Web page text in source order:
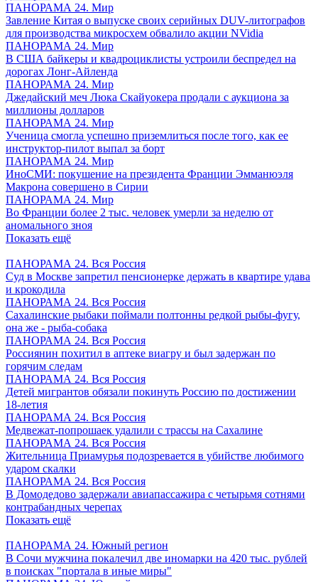
ПАНОРАМА 24. Мир
Завление Китая о выпуске своих серийных DUV-литографов
для производства микросхем обвалило акции NVidia
ПАНОРАМА 24. Мир
В США байкеры и квадроциклисты устроили беспредел на
дорогах Лонг-Айленда
ПАНОРАМА 24. Мир
Джедайский меч Люка Скайуокера продали с аукциона за
миллионы долларов
ПАНОРАМА 24. Мир
Ученица смогла успешно приземлиться после того, как ее
инструктор-пилот выпал за борт
ПАНОРАМА 24. Мир
ИноСМИ: покушение на президента Франции Эмманюэля
Макрона совершено в Сирии
ПАНОРАМА 24. Мир
Во Франции более 2 тыс. человек умерли за неделю от
аномального зноя
Показать ещё
ПАНОРАМА 24. Вся Россия
Суд в Москве запретил пенсионерке держать в квартире удава
и крокодила
ПАНОРАМА 24. Вся Россия
Сахалинские рыбаки поймали полтонны редкой рыбы-фугу,
она же - рыба-собака
ПАНОРАМА 24. Вся Россия
Россиянин похитил в аптеке виагру и был задержан по
горячим следам
ПАНОРАМА 24. Вся Россия
Детей мигрантов обязали покинуть Россию по достижении
18-летия
ПАНОРАМА 24. Вся Россия
Медвежат-попрошаек удалили с трассы на Сахалине
ПАНОРАМА 24. Вся Россия
Жительница Приамурья подозревается в убийстве любимого
ударом скалки
ПАНОРАМА 24. Вся Россия
В Домодедово задержали авиапассажира с четырьмя сотнями
контрабандных черепах
Показать ещё
ПАНОРАМА 24. Южный регион
В Сочи мужчина покалечил две иномарки на 420 тыс. рублей
в поисках "портала в иные миры"